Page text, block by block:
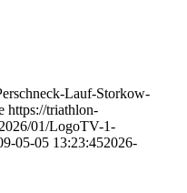
Lauf-Storkow-
https://triathlon-
01/LogoTV-1-
05-05 13:23:452026-